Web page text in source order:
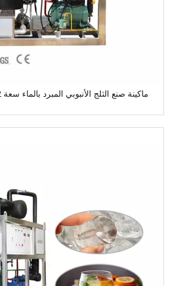
ماكينة صنع الثلج الأنبوبي المبرد بالماء سعة 2 طن من ICESTA